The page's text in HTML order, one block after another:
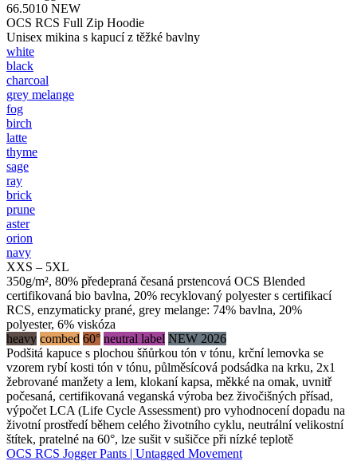
66.5010 NEW
OCS RCS Full Zip Hoodie
Unisex mikina s kapucí z těžké bavlny
white
black
charcoal
grey melange
fog
birch
latte
thyme
sage
ray
brick
prune
aster
orion
navy
XXS – 5XL
350g/m², 80% předepraná česaná prstencová OCS Blended
certifikovaná bio bavlna, 20% recyklovaný polyester s certifikací
RCS, enzymaticky prané, grey melange: 74% bavlna, 20%
polyester, 6% viskóza
heavy combed 60° neutral label NEW 2026
Podšitá kapuce s plochou šňůrkou tón v tónu, krční lemovka se
vzorem rybí kosti tón v tónu, půlměsícová podsádka na krku, 2x1
žebrované manžety a lem, klokaní kapsa, měkké na omak, uvnitř
počesaná, certifikovaná veganská výroba bez živočišných přísad,
výpočet LCA (Life Cycle Assessment) pro vyhodnocení dopadu na
životní prostředí během celého životního cyklu, neutrální velikostní
štítek, pratelné na 60°, lze sušit v sušičce při nízké teplotě
OCS RCS Jogger Pants | Untagged Movement